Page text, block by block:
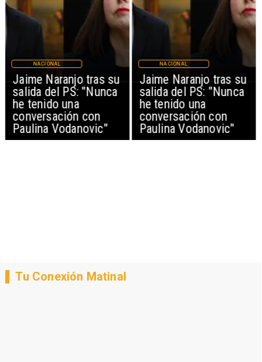
Jaime Naranjo tras su
salida del PS: "Nunca
he tenido una
conversación con
Paulina Vodanovic"
NACIONAL
Jaime Naranjo tras su
salida del PS: "Nunca
he tenido una
conversación con
Paulina Vodanovic"
NACIONAL
Tu Conexión Matinal